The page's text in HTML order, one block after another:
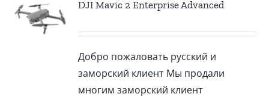
DJI Mavic 2 Enterprise Advanced
Добро пожаловать русский и
заморский клиент Мы продали
многим заморский клиент